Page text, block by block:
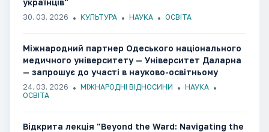
українців"
30. 03. 2026 КУЛЬТУРА НАУКА ОСВІТА
Міжнародний партнер Одеського національного
медичного університету — Університет Даларна
— запрошує до участі в науково-освітньому
семінарі
24. 03. 2026 МІЖНАРОДНІ ВІДНОСИНИ
НАУКА
ОСВІТА
Відкрита лекція "Beyond the Ward: Navigating the